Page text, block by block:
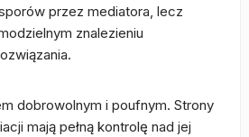
przez mediatora, lecz
znalezieniu
dobrowolnym i poufnym. Strony
mają pełną kontrolę nad jej